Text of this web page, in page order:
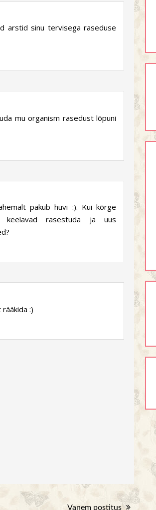
arstid sinu tervisega raseduse
mu organism rasedust lõpuni
pakub huvi :). Kui kõrge
rasestuda ja uus
:)
Vanem postitus